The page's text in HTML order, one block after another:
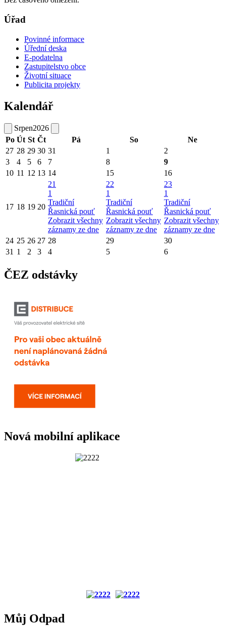
Úřad
Povinné informace
Úřední deska
E-podatelna
Zastupitelstvo obce
Životní situace
Publicita projekty
Kalendář
Srpen2026
Po Út St Čt Pá So
Ne
27 28 29 30 31 1
2
3
4 5 6 7 8
9
10 11 12 13 14 15 16
17 18 19 20
21
1
Tradiční
Řasnická pouť
Zobrazit všechny
záznamy ze dne
22
1
Tradiční
Řasnická pouť
Zobrazit všechny
záznamy ze dne
23
1
Tradiční
Řasnická pouť
Zobrazit všechny
záznamy ze dne
24 25 26 27 28 29
30
31 1 2 3 4 5 6
ČEZ odstávky
Nová mobilní aplikace
Můj Odpad